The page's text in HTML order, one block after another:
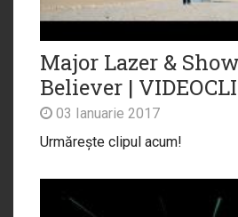
Major Lazer &
Believer |
03 Ianuarie 2017
Urmărește clipul acum!